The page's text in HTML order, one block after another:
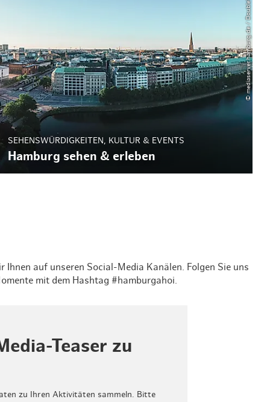
© mediaserver.hamburg.de / DoubleVision
SEHENSWÜRDIGKEITEN, KULTUR & EVENTS
Hamburg sehen & erleben
auf unseren Social-Media Kanälen. Folgen Sie uns
mit dem Hashtag #hamburgahoi.
Teaser zu
zu Ihren Aktivitäten sammeln. Bitte